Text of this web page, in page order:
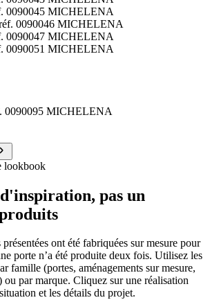
lookbook
pas un
ont été fabriquées sur mesure pour
porte n’a été produite deux fois. Utilisez les
famille (portes, aménagements sur mesure,
ou par marque. Cliquez sur une réalisation
et les détails du projet.